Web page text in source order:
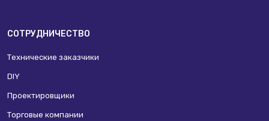
СОТРУДНИЧЕСТВО
Технические заказчики
DIY
Проектировщики
Торговые компании